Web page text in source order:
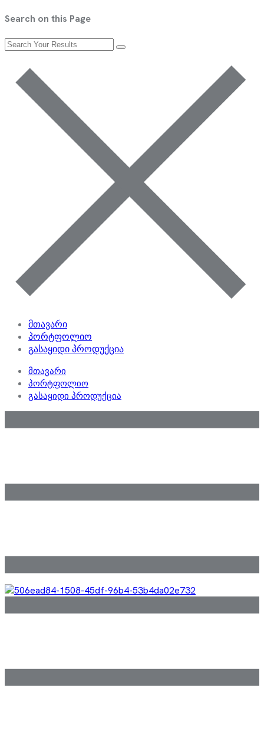
Search on this Page
მთავარი
პორტფოლიო
გასაყიდი პროდუქცია
მთავარი
პორტფოლიო
გასაყიდი პროდუქცია